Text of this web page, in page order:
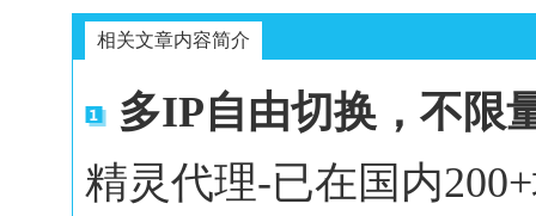
相关文章内容简介
多IP自由切换，不限
精灵代理-已在国内